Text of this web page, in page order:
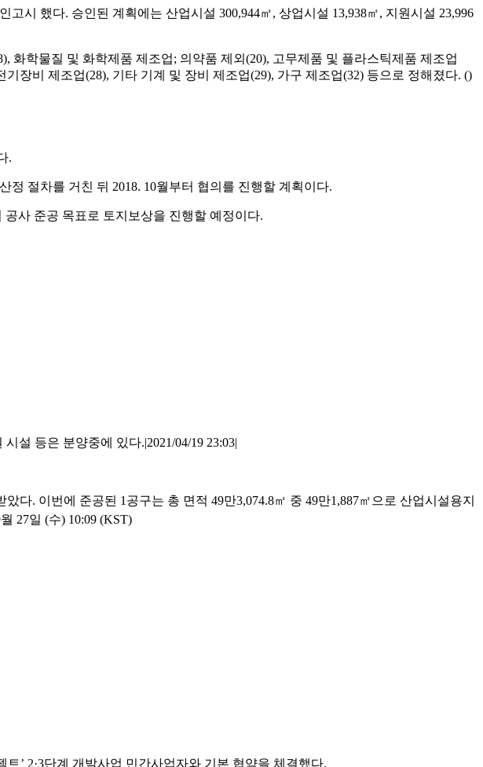
시 했다. 승인된 계획에는 산업시설 300,944㎡, 상업시설 13,938㎡, 지원시설 23,996
화학물질 및 화학제품 제조업; 의약품 제외(20), 고무제품 및 플라스틱제품 제조업
장비 제조업(28), 기타 기계 및 장비 제조업(29), 가구 제조업(32) 등으로 정해졌다. ()
.
정 절차를 거친 뒤 2018. 10월부터 협의를 진행할 계획이다.
사 준공 목표로 토지보상을 진행할 예정이다.
설 등은 분양중에 있다.|2021/04/19 23:03|
다. 이번에 준공된 1공구는 총 면적 49만3,074.8㎡ 중 49만1,887㎡으로 산업시설용지
27일 (수) 10:09 (KST)
’ 2·3단계 개발사업 민간사업자와 기본 협약을 체결했다.